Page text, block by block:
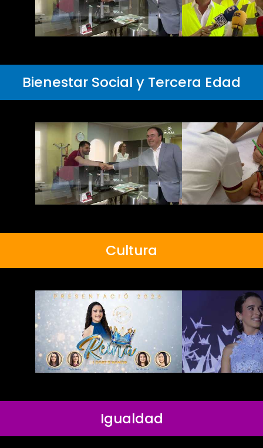
Bienestar Social y Tercera Edad
Cultura
Igualdad